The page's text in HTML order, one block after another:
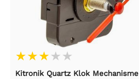
Kitronik Quartz Klok Mechanisme